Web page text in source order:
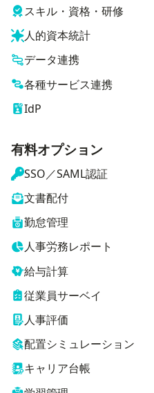
スキル・資格・研修
人的資本統計
データ連携
各種サービス連携
IdP
有料オプション
SSO／SAML認証
文書配付
勤怠管理
人事労務レポート
給与計算
従業員サーベイ
人事評価
配置シミュレーション
キャリア台帳